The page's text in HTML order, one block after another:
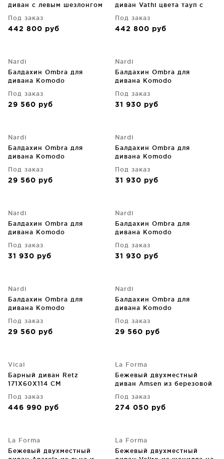
диван с левым шезлонгом
Под заказ
442 800 руб
диван Vathi цвета тауп с
CM
Под заказ
442 800 руб
Nardi
Балдахин Ombra для
дивана Komodo
Под заказ
29 560 руб
Nardi
Балдахин Ombra для
дивана Komodo
Под заказ
31 930 руб
Nardi
Балдахин Ombra для
дивана Komodo
Под заказ
29 560 руб
Nardi
Балдахин Ombra для
дивана Komodo
Под заказ
31 930 руб
Nardi
Балдахин Ombra для
дивана Komodo
Под заказ
31 930 руб
Nardi
Балдахин Ombra для
дивана Komodo
Под заказ
31 930 руб
Nardi
Балдахин Ombra для
дивана Komodo
Под заказ
29 560 руб
Nardi
Балдахин Ombra для
дивана Komodo
Под заказ
29 560 руб
Vical
Барный диван Retz
171X60X114 CM
Под заказ
446 990 руб
La Forma
Бежевый двухместный
диван Amsen из березовой
матовой нержавеющей
стали 165X86X77 CM
Под заказ
274 050 руб
La Forma
Бежевый двухместный
La Forma
Бежевый двухместный